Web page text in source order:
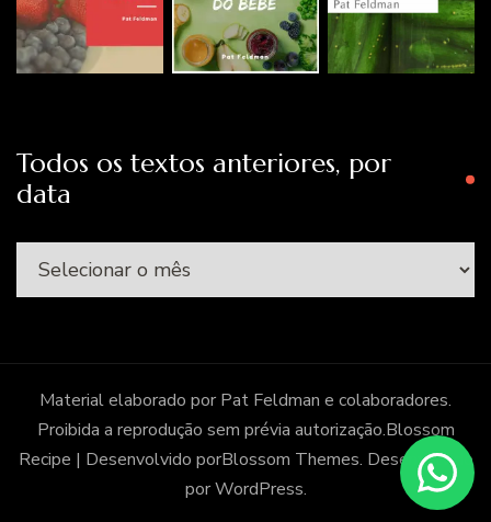
Todos os textos anteriores, por
data
Todos
os
anteriores,
por
data
Material elaborado por Pat Feldman e colaboradores.
Proibida a reprodução sem prévia autorização.Blossom
Recipe | Desenvolvido porBlossom Themes. Desenvolvido
porWordPress.